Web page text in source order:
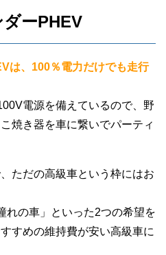
ーPHEV
は、100％電力だけでも走行
電源を備えているので、野
焼き器を車に繋いでパーティ
ただの高級車という枠にはお
れの車」といった2つの希望を
すめの維持費が安い高級車に